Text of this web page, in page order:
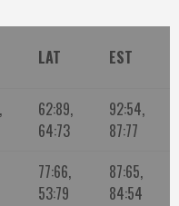
LAT EST
62:89,
64:73
92:54,
87:77
77:66,
53:79
87:65,
84:54